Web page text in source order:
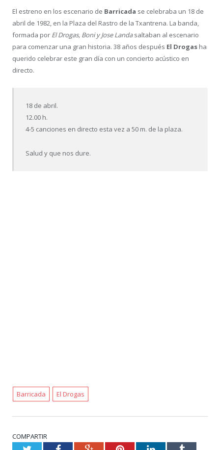
El estreno en los escenario de Barricada se celebraba un 18 de
abril de 1982, en la Plaza del Rastro de la Txantrena. La banda,
formada por El Drogas, Boni y Jose Landasaltaban al escenario
para comenzar una gran historia. 38 años después El Drogas ha
querido celebrar este gran día con un concierto acústico en
directo.
18 de abril.
12.00 h.
4-5 canciones en directo esta vez a 50 m. de la plaza.
Salud y que nos dure.
Barricada El Drogas
COMPARTIR